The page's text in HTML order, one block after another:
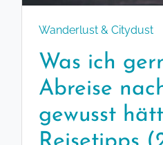
Wanderlust & Citydust
Was ich
Abreise
gewusst